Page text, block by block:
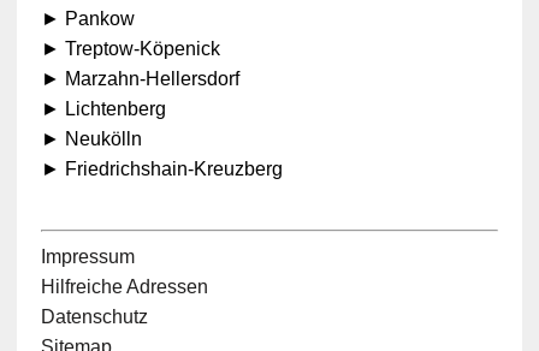
► Pankow
► Treptow-Köpenick
► Marzahn-Hellersdorf
► Lichtenberg
► Neukölln
► Friedrichshain-Kreuzberg
Impressum
Hilfreiche Adressen
Datenschutz
Sitemap